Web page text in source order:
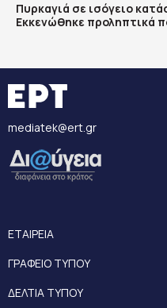
Πυρκαγιά σε ισόγειο
Εκκενώθηκε προληπτικά
mediatek@ert.gr
ΕΤΑΙΡΕΙΑ
ΓΡΑΦΕΙΟ ΤΥΠΟΥ
ΔΕΛΤΙΑ ΤΥΠΟΥ